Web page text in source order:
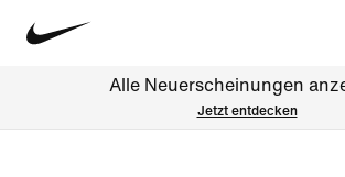
Alle Neuerscheinungen
Jetzt entdecken